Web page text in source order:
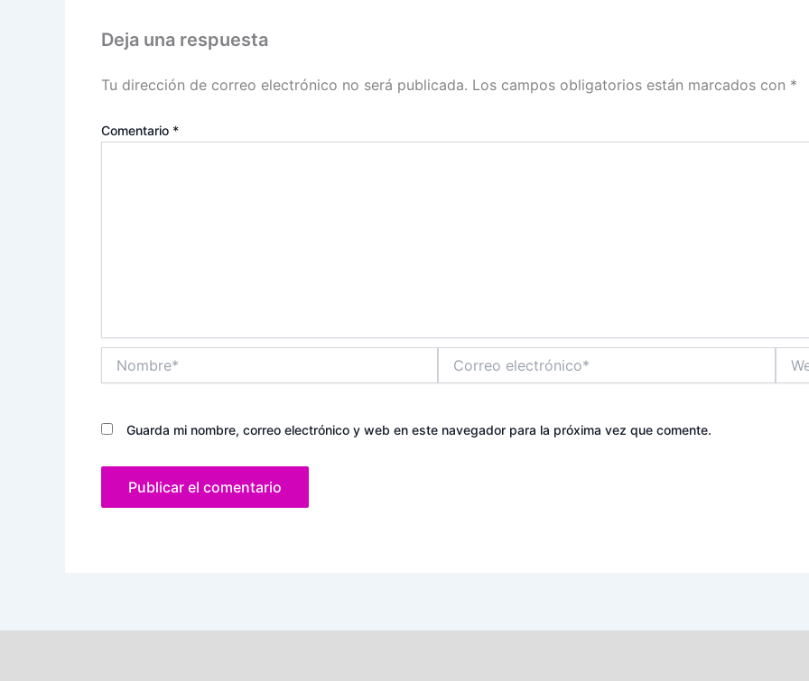
Deja una respuesta
Tu dirección de correo electrónico no será publicada. Los campos obligatorios están marcados con *
Comentario *
electrónico*
Guarda mi nombre, correo electrónico y web en este navegador para la próxima vez que comente.